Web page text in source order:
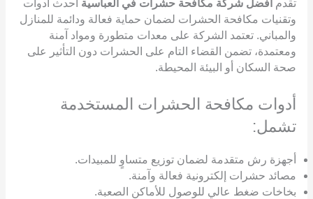
تقدم أفضل شركة مكافحة حشرات في العباسية أحدث أدوات
وتقنيات مكافحة الحشرات لضمان حماية فعالة ودائمة للمنازل
والمباني. تعتمد الشركة على معدات متطورة ومواد آمنة
ومعتمدة، تضمن القضاء التام على الحشرات دون التأثير على
صحة السكان أو البيئة المحيطة.
أدوات مكافحة الحشرات المستخدمة
تشمل:
أجهزة رش متقدمة لضمان توزيع متساوٍ للمبيدات.
مصائد حشرات إلكترونية فعالة وآمنة.
بخاخات ضغط عالي للوصول للأماكن الصعبة.